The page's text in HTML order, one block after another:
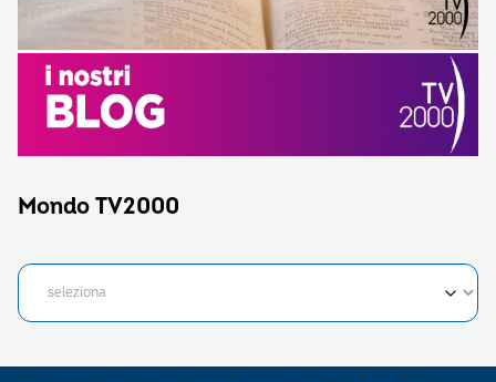
Mondo TV2000